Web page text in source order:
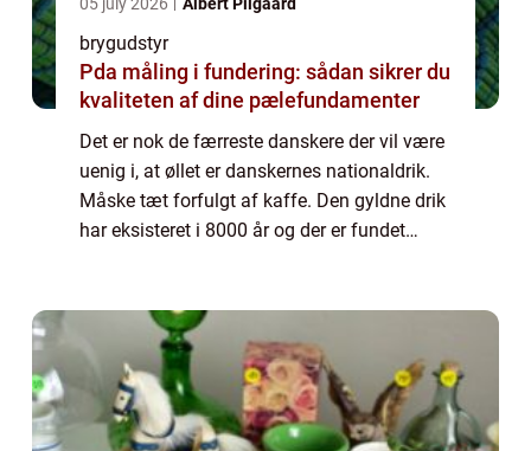
brygudstyr
Pda måling i fundering: sådan sikrer du
kvaliteten af dine pælefundamenter
Det er nok de færreste danskere der vil være
uenig i, at øllet er danskernes nationaldrik.
Måske tæt forfulgt af kaffe. Den gyldne drik
har eksisteret i 8000 år og der er fundet